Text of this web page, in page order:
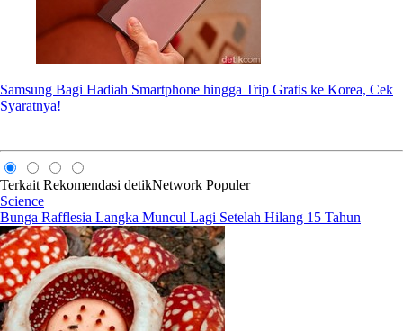
Samsung Bagi Hadiah Smartphone hingga Trip Gratis ke Korea, Cek
Syaratnya!
Terkait Rekomendasi detikNetwork Populer
Science
Bunga Rafflesia Langka Muncul Lagi Setelah Hilang 15 Tahun